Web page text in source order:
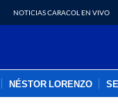
NOTICIAS CARACOL EN VIVO
NÉSTOR LORENZO